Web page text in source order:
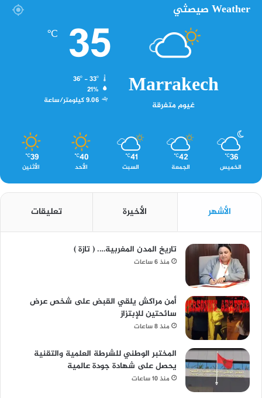
Weather صيصثي
Marrakech
غيوم متفرقة
35
℃
36º - 33º
21%
9.06 كيلومتر/ساعة
36
℃
الخميس
42
℃
الجمعة
41
℃
السبت
40
℃
الأحد
39
℃
الأثنين
الأشهر الأخيرة تعليقات
تاريخ المدن المغربية…. ( تازة )
منذ 6 ساعات
أمن مراكش يلقي القبض على شخص عرض
سائحتين للإبتزاز
منذ 8 ساعات
المختبر الوطني للشرطة العلمية والتقنية
يحصل على شهادة جودة عالمية
منذ 10 ساعات